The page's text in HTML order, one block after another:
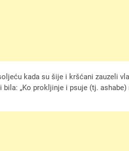
kada su šije i kršćani zauzeli
„Ko prokljinje i psuje (tj.